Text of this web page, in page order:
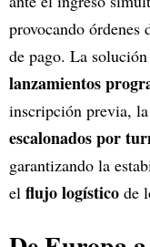
provocando órdenes
de pago. La
lanzamientos
inscripción previa,
escalonados por
garantizando la
el flujo logístico de